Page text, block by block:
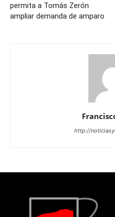
permita a Tomás Zerón
ampliar demanda de amparo
http://